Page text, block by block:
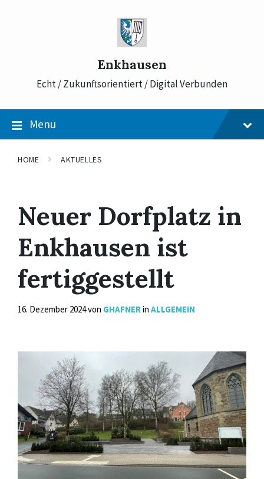
Enkhausen
Echt / Zukunftsorientiert / Digital Verbunden
Menu
HOME AKTUELLES
Neuer Dorfplatz in
Enkhausen ist
fertiggestellt
16. Dezember 2024von GHAFNERin ALLGEMEIN